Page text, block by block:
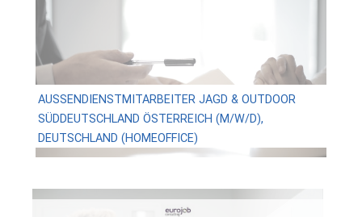
AUSSENDIENSTMITARBEITER JAGD & OUTDOOR
SÜDDEUTSCHLAND ÖSTERREICH (M/W/D), D
EUTSCHLAND (HOMEOFFICE)